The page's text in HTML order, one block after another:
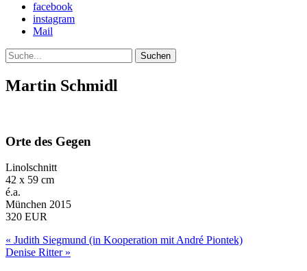
facebook
instagram
Mail
Suche
Martin Schmidl
Orte des Gegen
Linolschnitt
42 x 59 cm
é.a.
München 2015
320 EUR
Post
navigation
« Judith Siegmund (in Kooperation mit André Piontek)
Denise Ritter »